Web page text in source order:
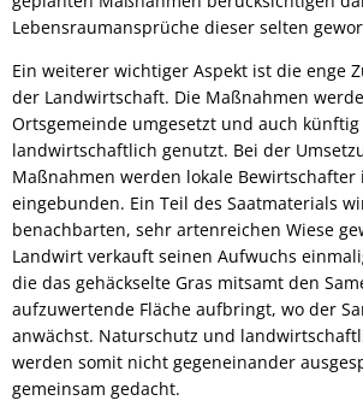
Lebensraumansprüche dieser selten
Ein weiterer wichtiger Aspekt ist die enge
der Landwirtschaft. Die Maßnahmen
Ortsgemeinde umgesetzt und auch
landwirtschaftlich genutzt. Bei der
Maßnahmen werden lokale Bewirtschafter
eingebunden. Ein Teil des Saatmaterials
benachbarten, sehr artenreichen Wiese
Landwirt verkauft seinen Aufwuchs
die das gehäckselte Gras mitsamt den
aufzuwertende Fläche aufbringt, wo der
anwächst. Naturschutz und
werden somit nicht gegeneinander
gemeinsam gedacht.